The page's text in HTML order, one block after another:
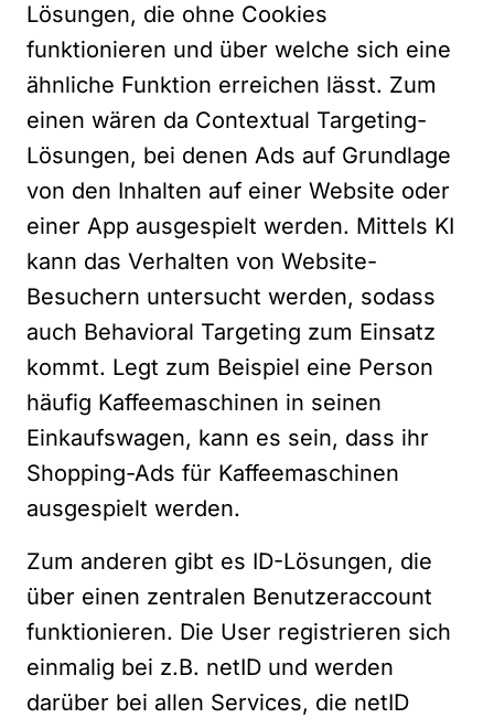
Lösungen, die ohne Cookies
funktionieren und über welche sich eine
ähnliche Funktion erreichen lässt. Zum
einen wären da Contextual Targeting-
Lösungen, bei denen Ads auf Grundlage
von den Inhalten auf einer Website oder
einer App ausgespielt werden. Mittels KI
kann das Verhalten von Website-
Besuchern untersucht werden, sodass
auch Behavioral Targeting zum Einsatz
kommt. Legt zum Beispiel eine Person
häufig Kaffeemaschinen in seinen
Einkaufswagen, kann es sein, dass ihr
Shopping-Ads für Kaffeemaschinen
ausgespielt werden.
Zum anderen gibt es ID-Lösungen, die
über einen zentralen Benutzeraccount
funktionieren. Die User registrieren sich
einmalig bei z.B. netID und werden
darüber bei allen Services, die netID